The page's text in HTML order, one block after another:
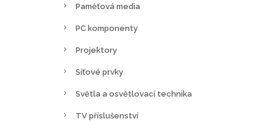
Paměťová media
PC komponenty
Projektory
Síťové prvky
Světla a osvětlovací technika
TV příslušenství